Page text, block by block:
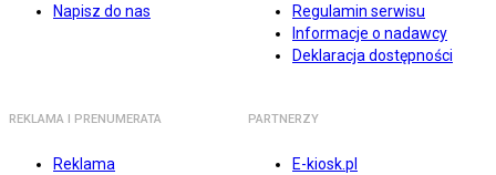
Napisz do nas
Regulamin serwisu
Informacje o nadawcy
Deklaracja dostępności
REKLAMA I PRENUMERATA
Reklama
PARTNERZY
E-kiosk.pl